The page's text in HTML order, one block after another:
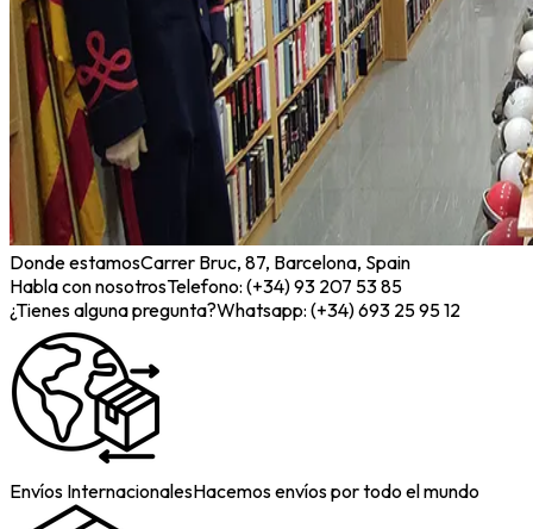
Donde estamosCarrer Bruc, 87, Barcelona, Spain
Habla con nosotrosTelefono: (+34) 93 207 53 85
¿Tienes alguna pregunta?Whatsapp: (+34) 693 25 95 12
Envíos InternacionalesHacemos envíos por todo el mundo